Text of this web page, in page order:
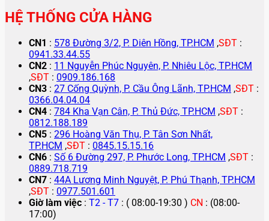
HỆ THỐNG CỬA HÀNG
CN1 : 578 Đường 3/2, P. Diên Hồng, TP.HCM ,SĐT :
0941.33.44.55
CN2 : 11 Nguyễn Phúc Nguyên, P. Nhiêu Lộc, TP.HCM
,SĐT : 0909.186.168
CN3 : 27 Cống Quỳnh, P. Cầu Ông Lãnh, TP.HCM ,SĐT :
0366.04.04.04
CN4 : 784 Kha Vạn Cân, P. Thủ Đức, TP.HCM ,SĐT :
0812.188.189
CN5 : 296 Hoàng Văn Thụ, P. Tân Sơn Nhất,
TP.HCM ,SĐT : 0845.15.15.16
CN6 : Số 6 Đường 297, P. Phước Long, TP.HCM ,SĐT :
0889.718.719
CN7 : 44A Lương Minh Nguyệt, P. Phú Thạnh, TP.HCM
,SĐT : 0977.501.601
Giờ làm việc : T2 - T7 : ( 08:00-19:30 ) CN : (08:00-
17:00)